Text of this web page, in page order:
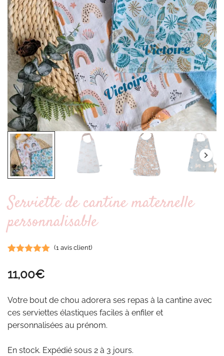
Serviette de cantine maternelle
personnalisable
sur 5
notation
client
(1avis client)
11,00€
Votre bout de chou adorera ses repas à la cantine avec
ces serviettes élastiques faciles à enfiler et
personnalisées au prénom.
En stock. Expédié sous 2 à 3 jours.